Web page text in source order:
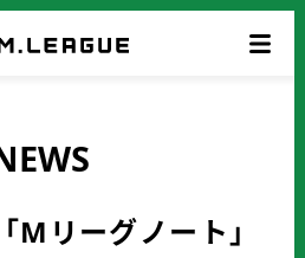
Mリーグノート」